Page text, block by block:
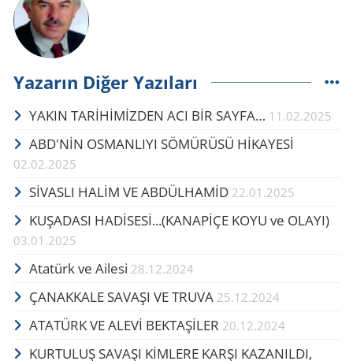
Yazarın Diğer Yazıları
YAKIN TARİHİMİZDEN ACI BİR SAYFA… 11.02.2025
ABD'NİN OSMANLIYI SÖMÜRÜSÜ HİKAYESİ
02.02.2025
SİVASLI HALİM VE ABDÜLHAMİD 22.01.2025
KUŞADASI HADİSESİ...(KANAPİÇE KOYU ve OLAYI)
03.01.2025
Atatürk ve Ailesi 28.12.2024
ÇANAKKALE SAVAŞI VE TRUVA 25.12.2024
ATATÜRK VE ALEVİ BEKTAŞİLER 20.12.2024
KURTULUŞ SAVAŞI KİMLERE KARŞI KAZANILDI,